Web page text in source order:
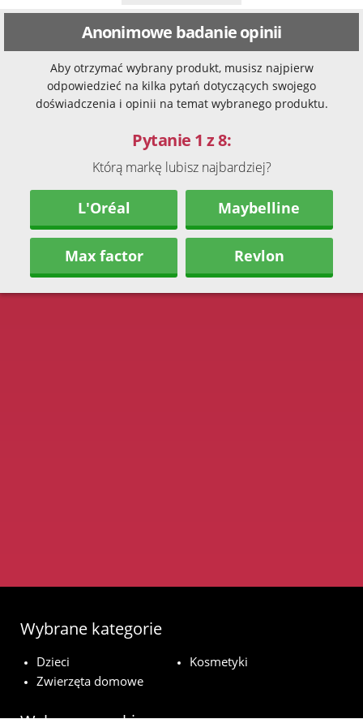
Anonimowe badanie opinii
Aby otrzymać wybrany produkt, musisz najpierw
odpowiedzieć na kilka pytań dotyczących swojego
doświadczenia i opinii na temat wybranego produktu.
Pytanie 1 z 8:
Którą markę lubisz najbardziej?
L'Oréal Maybelline
Max factor Revlon
Wybrane kategorie
Dzieci
Kosmetyki
Zwierzęta domowe